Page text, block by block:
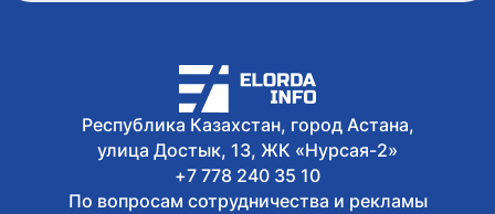
Республика Казахстан, город Астана,
улица Достык, 13, ЖК «Нурсая-2»
+7 778 240 35 10
По вопросам сотрудничества и рекламы